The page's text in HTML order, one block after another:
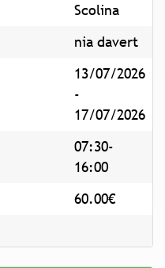
Scolina
nia davert
13/07/2026
-
17/07/2026
07:30-
16:00
60.00€